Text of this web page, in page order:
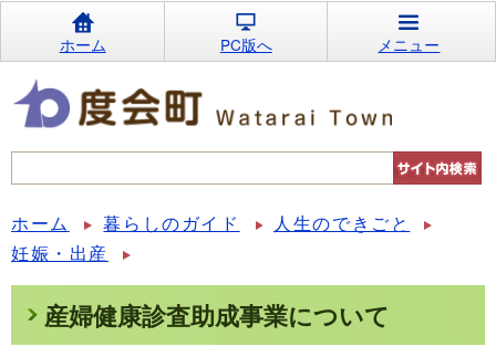
ホーム PC版へ メニュー
ホーム 暮らしのガイド
人生のできごと
妊娠・出産
産婦健康診査助成事業について